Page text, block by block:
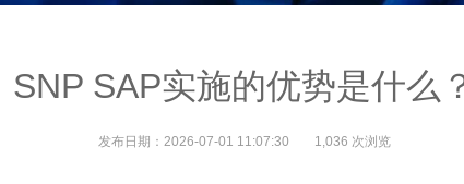
SNP SAP实施的优势是什么
发布日期：2026-07-01 11:07:30 1,036 次浏览